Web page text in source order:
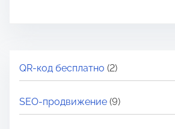
QR-код бесплатно (2)
SEO-продвижение (9)